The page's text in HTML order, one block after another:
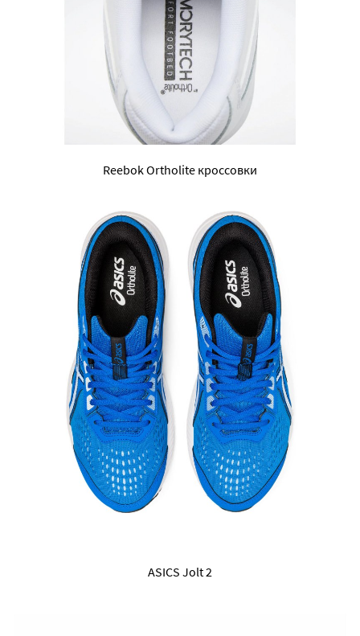
Reebok Ortholite кроссовки
ASICS Jolt 2